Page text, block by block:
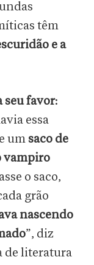
têm
e a
seu favor:
essa
um saco de
vampiro
o saco,
grão
nascendo
”, diz
de literatura